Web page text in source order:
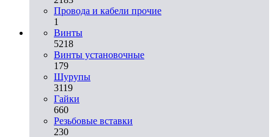
Провода и кабели прочие
1
Винты
5218
Винты установочные
179
Шурупы
3119
Гайки
660
Резьбовые вставки
230